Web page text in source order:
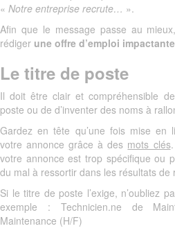
« Notre entreprise recrute… ».
Afin que le message passe au
rédiger une offre d’emploi impactante
Le titre de poste
Il doit être clair et compréhensible
poste ou de d’inventer des noms à
Gardez en tête qu’une fois mise en
votre annonce grâce à des mots clés
votre annonce est trop spécifique ou
du mal à ressortir dans les résultats de
Si le titre de poste l’exige, n’oubliez
exemple : Technicien.ne de
Maintenance (H/F)